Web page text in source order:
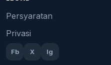
Persyaratan
Privasi
Fb X Ig